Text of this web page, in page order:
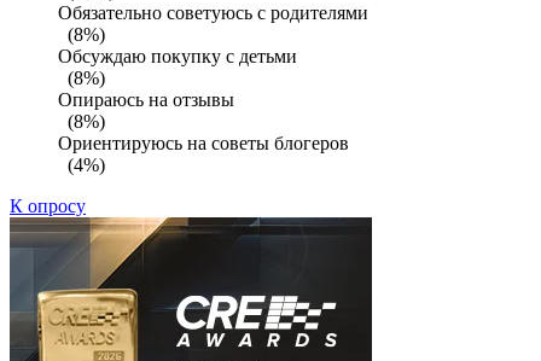
Обязательно советуюсь с родителями
(8%)
Обсуждаю покупку с детьми
(8%)
Опираюсь на отзывы
(8%)
Ориентируюсь на советы блогеров
(4%)
К опросу